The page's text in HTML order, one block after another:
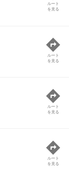
ルート
を見る
ルート
を見る
ルート
を見る
ルート
を見る